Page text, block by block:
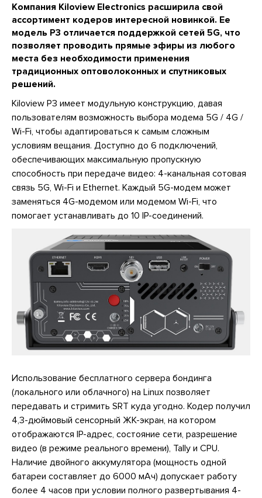
Компания Kiloview Electronics расширила свой
ассортимент кодеров интересной новинкой. Ее
модель P3 отличается поддержкой сетей 5G, что
позволяет проводить прямые эфиры из любого
места без необходимости применения
традиционных оптоволоконных и спутниковых
решений.
Kiloview P3 имеет модульную конструкцию, давая
пользователям возможность выбора модема 5G / 4G /
Wi-Fi, чтобы адаптироваться к самым сложным
условиям вещания. Доступно до 6 подключений,
обеспечивающих максимальную пропускную
способность при передаче видео: 4-канальная сотовая
связь 5G, Wi-Fi и Ethernet. Каждый 5G-модем может
заменяться 4G-модемом или модемом Wi-Fi, что
помогает устанавливать до 10 IP-соединений.
Использование бесплатного сервера бондинга
(локального или облачного) на Linux позволяет
передавать и стримить SRT куда угодно. Кодер получил
4,3-дюймовый сенсорный ЖК-экран, на котором
отображаются IP-адрес, состояние сети, разрешение
видео (в режиме реального времени), Tally и CPU.
Наличие двойного аккумулятора (мощность одной
батареи составляет до 6000 мАч) допускает работу
более 4 часов при условии полного развертывания 4-